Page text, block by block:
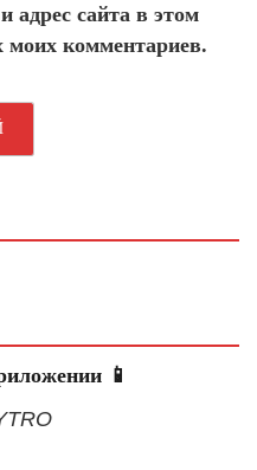
адрес сайта в этом
моих комментариев.
📱